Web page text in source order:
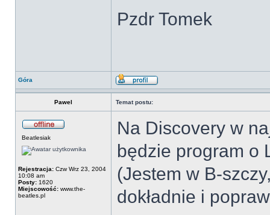
Pzdr Tomek
Góra
Pawel Temat postu:
Beatlesiak
Rejestracja: Czw Wrz 23, 2004
10:08 am
Posty: 1620
Miejscowość: www.the-
beatles.pl
Na Discovery w
będzie program o
(Jestem w B-
dokładnie i